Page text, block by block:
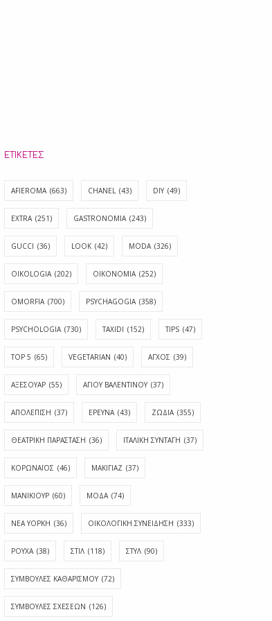
ΕΤΙΚΈΤΕΣ
AFIEROMA (663) CHANEL (43) DIY (49)
EXTRA (251) GASTRONOMIA (243)
GUCCI (36) LOOK (42) MODA (326)
OIKOLOGIA (202) OIKONOMIA (252)
OMORFIA (700) PSYCHAGOGIA (358)
PSYCHOLOGIA (730) TAXIDI (152) TIPS (47)
TOP 5 (65) VEGETARIAN (40) ΑΓΧΟΣ (39)
ΑΞΕΣΟΥΑΡ (55) ΑΓΊΟΥ ΒΑΛΕΝΤΊΝΟΥ (37)
ΑΠΟΛΈΠΙΣΗ (37) ΕΡΕΥΝΑ (43) ΖΩΔΙΑ (355)
ΘΕΑΤΡΙΚΗ ΠΑΡΑΣΤΑΣΗ (36) ΙΤΑΛΙΚΗ ΣΥΝΤΑΓΗ (37)
ΚΟΡΩΝΑΪΟΣ (46) ΜΑΚΙΓΙΑΖ (37)
ΜΑΝΙΚΙΟΥΡ (60) ΜΟΔΑ (74)
ΝΕΑ ΥΟΡΚΗ (36) ΟΙΚΟΛΟΓΙΚΗ ΣΥΝΕΙΔΗΣΗ (333)
ΡΟΥΧΑ (38) ΣΤΙΛ (118) ΣΤΥΛ (90)
ΣΥΜΒΟΥΛΕΣ ΚΑΘΑΡΙΣΜΟΥ (72)
ΣΥΜΒΟΥΛΕΣ ΣΧΕΣΕΩΝ (126)